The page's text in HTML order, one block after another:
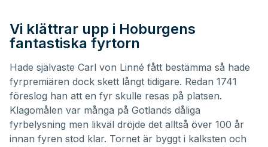
Vi klättrar upp i Hoburgens
fantastiska fyrtorn
Hade självaste Carl von Linné fått bestämma så hade
fyrpremiären dock skett långt tidigare. Redan 1741
föreslog han att en fyr skulle resas på platsen.
Klagomålen var många på Gotlands dåliga
fyrbelysning men likväl dröjde det alltså över 100 år
innan fyren stod klar. Tornet är byggt i kalksten och